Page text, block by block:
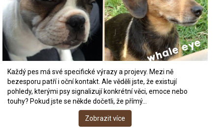
Každý pes má své specifické výrazy a projevy. Mezi ně
bezesporu patří i oční kontakt. Ale věděli jste, že existují
pohledy, kterými psy signalizují konkrétní věci, emoce nebo
touhy? Pokud jste se někde dočetli, že přímý…
Zobrazit více